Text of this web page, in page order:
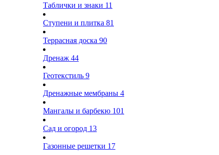
Таблички и знаки 11
Ступени и плитка 81
Террасная доска 90
Дренаж 44
Геотекстиль 9
Дренажные мембраны 4
Мангалы и барбекю 101
Сад и огород 13
Газонные решетки 17